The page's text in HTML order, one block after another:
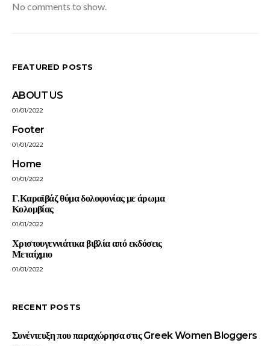
No comments to show.
FEATURED POSTS
ABOUT US
01/01/2022
Footer
01/01/2022
Home
01/01/2022
Γ.Καραϊβάζ θύμα δολοφονίας με άρωμα
Κολομβίας
01/01/2022
Χριστουγεννιάτικα βιβλία από εκδόσεις
Μεταίχμιο
01/01/2022
RECENT POSTS
Συνέντευξη που παραχώρησα στις Greek Women Bloggers